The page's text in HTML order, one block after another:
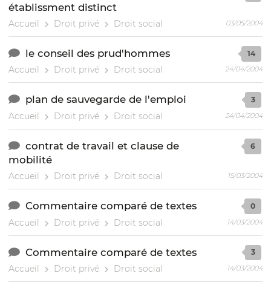
établissment distinct
Accueil Droit privé Droit social 03/05/2004
le conseil des prud'hommes
Accueil Droit privé Droit social
14
24/04/2004
plan de sauvegarde de l'emploi
Accueil Droit privé Droit social
3
24/04/2004
contrat de travail et clause de
mobilité
Accueil Droit privé Droit social
6
15/03/2004
Commentaire comparé de textes
Accueil Droit privé Droit social
0
14/03/2004
Commentaire comparé de textes
Accueil Droit privé Droit social
3
14/03/2004